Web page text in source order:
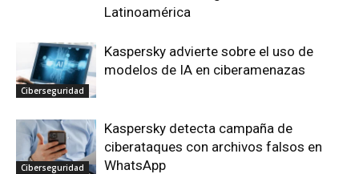
Latinoamérica
Ciberseguridad
Kaspersky advierte sobre el uso de
modelos de IA en ciberamenazas
Ciberseguridad
Kaspersky detecta campaña de
ciberataques con archivos falsos en
WhatsApp